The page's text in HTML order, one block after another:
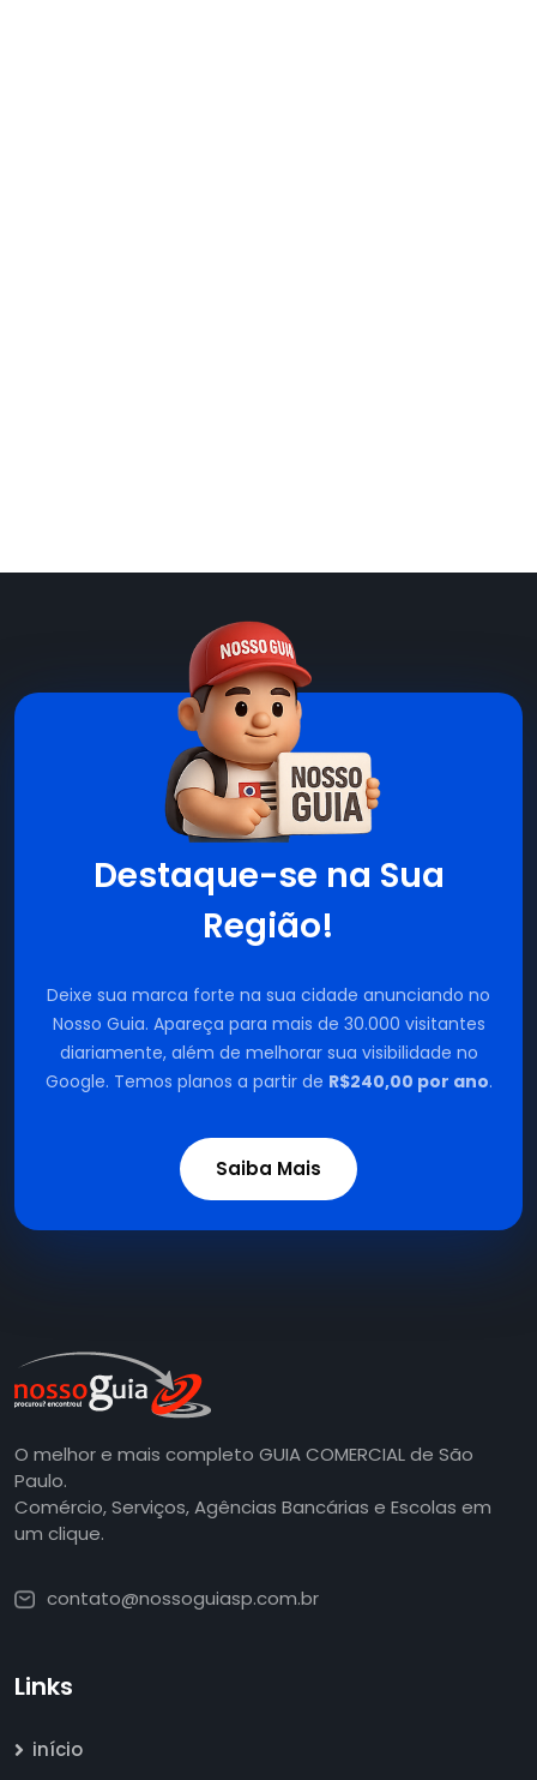
Destaque-se na Sua
Região!
Deixe sua marca forte na sua cidade anunciando no
Nosso Guia. Apareça para mais de 30.000 visitantes
diariamente, além de melhorar sua visibilidade no
Google. Temos planos a partir de R$240,00 por ano.
Saiba Mais
O melhor e mais completo GUIA COMERCIAL de São
Paulo.
Comércio, Serviços, Agências Bancárias e Escolas em
um clique.
contato@nossoguiasp.com.br
Links
início